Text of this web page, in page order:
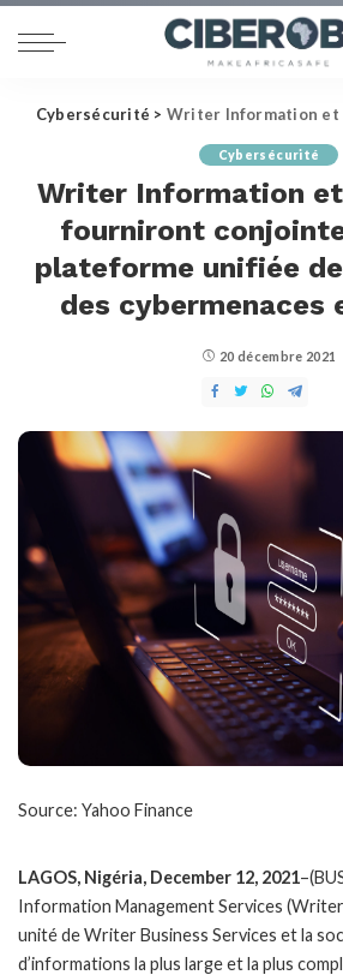
Cybersécurité > Writer Information et Morphisec fourniront conjointement une
Cybersécurité
Writer Information
fourniront
plateforme unifiée
des cybermenaces
20 décembre 2021
Source: Yahoo Finance
LAGOS, Nigéria, December 12, 2021
Information Management Services
unité de Writer Business Services et la
d’informations la plus large et la plus